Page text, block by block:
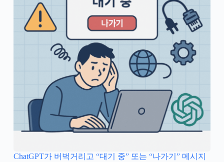
ChatGPT가 버벅거리고 “대기 중” 또는 “나가기” 메시지